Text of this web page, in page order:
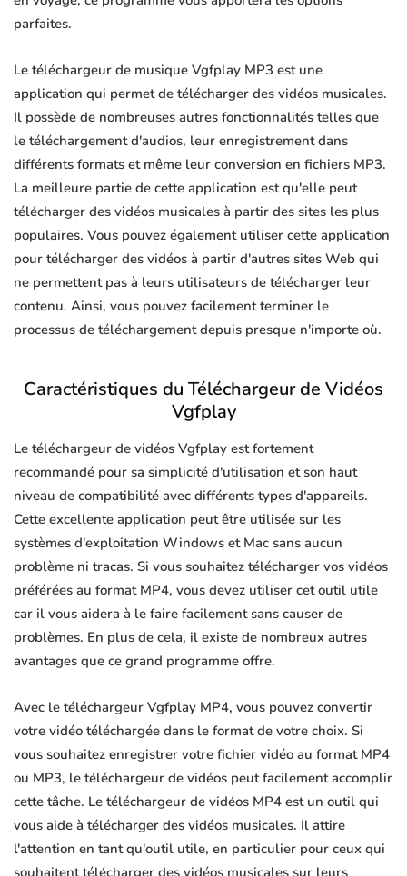
parfaites.
Le téléchargeur de musique Vgfplay MP3 est une
application qui permet de télécharger des vidéos musicales.
Il possède de nombreuses autres fonctionnalités telles que
le téléchargement d'audios, leur enregistrement dans
différents formats et même leur conversion en fichiers MP3.
La meilleure partie de cette application est qu'elle peut
télécharger des vidéos musicales à partir des sites les plus
populaires. Vous pouvez également utiliser cette application
pour télécharger des vidéos à partir d'autres sites Web qui
ne permettent pas à leurs utilisateurs de télécharger leur
contenu. Ainsi, vous pouvez facilement terminer le
processus de téléchargement depuis presque n'importe où.
Caractéristiques du Téléchargeur de Vidéos
Vgfplay
Le téléchargeur de vidéos Vgfplay est fortement
recommandé pour sa simplicité d'utilisation et son haut
niveau de compatibilité avec différents types d'appareils.
Cette excellente application peut être utilisée sur les
systèmes d'exploitation Windows et Mac sans aucun
problème ni tracas. Si vous souhaitez télécharger vos vidéos
préférées au format MP4, vous devez utiliser cet outil utile
car il vous aidera à le faire facilement sans causer de
problèmes. En plus de cela, il existe de nombreux autres
avantages que ce grand programme offre.
Avec le téléchargeur Vgfplay MP4, vous pouvez convertir
votre vidéo téléchargée dans le format de votre choix. Si
vous souhaitez enregistrer votre fichier vidéo au format MP4
ou MP3, le téléchargeur de vidéos peut facilement accomplir
cette tâche. Le téléchargeur de vidéos MP4 est un outil qui
vous aide à télécharger des vidéos musicales. Il attire
l'attention en tant qu'outil utile, en particulier pour ceux qui